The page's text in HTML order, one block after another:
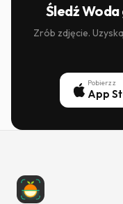
Śledź
Zrób zdjęcie.
Pobierz z
App